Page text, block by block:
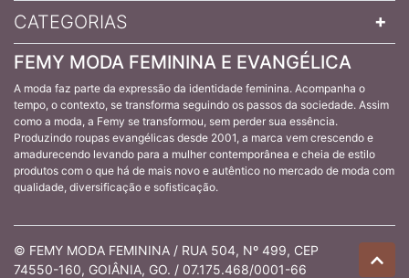
CATEGORIAS
FEMY MODA FEMININA E EVANGÉLICA
A moda faz parte da expressão da identidade feminina. Acompanha o
tempo, o contexto, se transforma seguindo os passos da sociedade. Assim
como a moda, a Femy se transformou, sem perder sua essência.
Produzindo roupas evangélicas desde 2001, a marca vem crescendo e
amadurecendo levando para a mulher contemporânea e cheia de estilo
produtos com o que há de mais novo e autêntico no mercado de moda com
qualidade, diversificação e sofisticação.
© FEMY MODA FEMININA / RUA 504, Nº 499, CEP
74550-160, GOIÂNIA, GO. / 07.175.468/0001-66